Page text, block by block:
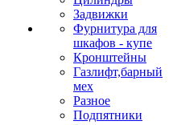
Задвижки
Фурнитура для
шкафов - купе
Кронштейны
Газлифт,барный
мех
Разное
Подпятники